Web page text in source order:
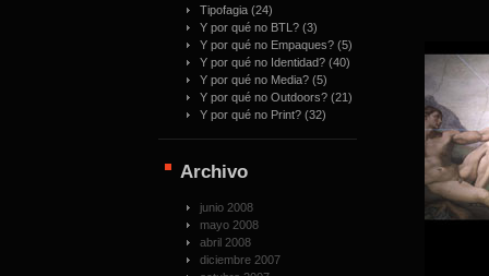
Tipofagia(24)
Y por qué no BTL?(3)
Y por qué no Empaques?(5)
Y por qué no Identidad?(40)
Y por qué no Media?(5)
Y por qué no Outdoors?(21)
Y por qué no Print?(32)
Archivo
junio 2008
mayo 2008
abril 2008
diciembre 2007